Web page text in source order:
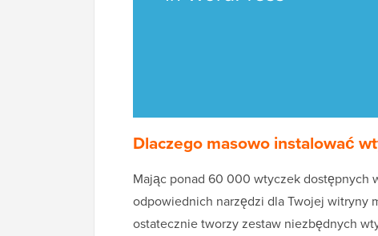
Dlaczego masowo instalować
Mając ponad 60 000 wtyczek dostępnych
odpowiednich narzędzi dla Twojej witryny
ostatecznie tworzy zestaw niezbędnych